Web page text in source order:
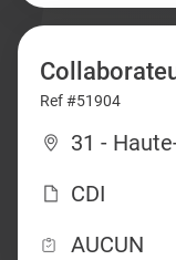
Ref #51904
31 -
CDI
AUCUN